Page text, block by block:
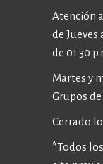
Atención
de Jueves
de 01:30
Martes y
Grupos
Cerrado
*Todos